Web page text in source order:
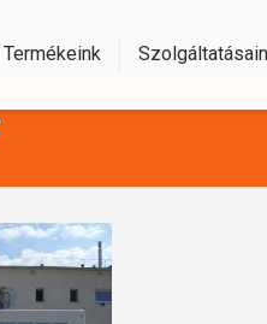
Termékeink